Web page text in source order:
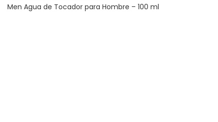
Men Agua de Tocador para Hombre – 100 ml